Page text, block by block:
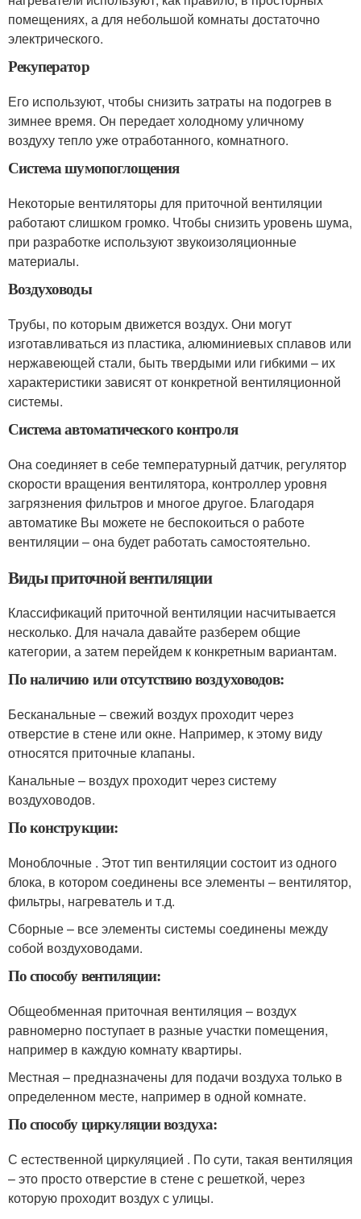
помещениях, а для небольшой комнаты достаточно
электрического.
Рекуператор
Его используют, чтобы снизить затраты на подогрев в
зимнее время. Он передает холодному уличному
воздуху тепло уже отработанного, комнатного.
Система шумопоглощения
Некоторые вентиляторы для приточной вентиляции
работают слишком громко. Чтобы снизить уровень шума,
при разработке используют звукоизоляционные
материалы.
Воздуховоды
Трубы, по которым движется воздух. Они могут
изготавливаться из пластика, алюминиевых сплавов или
нержавеющей стали, быть твердыми или гибкими – их
характеристики зависят от конкретной вентиляционной
системы.
Система автоматического контроля
Она соединяет в себе температурный датчик, регулятор
скорости вращения вентилятора, контроллер уровня
загрязнения фильтров и многое другое. Благодаря
автоматике Вы можете не беспокоиться о работе
вентиляции – она будет работать самостоятельно.
Виды приточной вентиляции
Классификаций приточной вентиляции насчитывается
несколько. Для начала давайте разберем общие
категории, а затем перейдем к конкретным вариантам.
По наличию или отсутствию воздуховодов:
Бесканальные – свежий воздух проходит через
отверстие в стене или окне. Например, к этому виду
относятся приточные клапаны.
Канальные – воздух проходит через систему
воздуховодов.
По конструкции:
Моноблочные . Этот тип вентиляции состоит из одного
блока, в котором соединены все элементы – вентилятор,
фильтры, нагреватель и т.д.
Сборные – все элементы системы соединены между
собой воздуховодами.
По способу вентиляции:
Общеобменная приточная вентиляция – воздух
равномерно поступает в разные участки помещения,
например в каждую комнату квартиры.
Местная – предназначены для подачи воздуха только в
определенном месте, например в одной комнате.
По способу циркуляции воздуха:
С естественной циркуляцией . По сути, такая вентиляция
– это просто отверстие в стене с решеткой, через
которую проходит воздух с улицы.